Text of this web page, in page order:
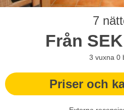
7
Från SEK
3 vuxna 0
Priser och